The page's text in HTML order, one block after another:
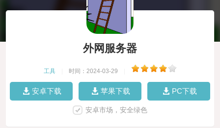
外网服务器
工具 时间：2024-03-29
安卓下载 苹果下载 PC下载
安卓市场，安全绿色